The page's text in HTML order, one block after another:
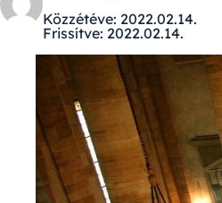
Közzétéve: 2022.02.14.
Frissítve: 2022.02.14.